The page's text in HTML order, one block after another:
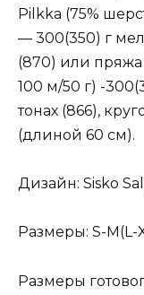
Pilkka (75%
— 300(350) г
(870) или пряжа
100 м/50 г) -
тонах (866),
(длиной 60 см).
Дизайн: Sisko
Размеры: S-M(L-
Размеры